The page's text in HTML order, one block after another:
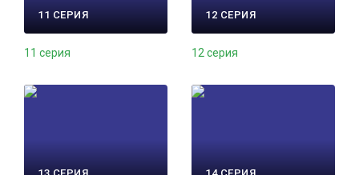
11 СЕРИЯ
11 серия
12 СЕРИЯ
12 серия